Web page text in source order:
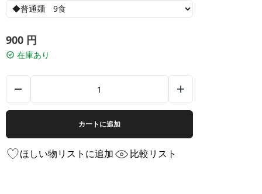
900 円
在庫あり
カートに追加
ほしい物リストに追加 比較リスト